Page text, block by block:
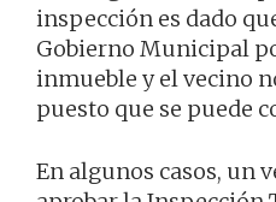
inspección es dado
Gobierno Municipal
inmueble y el vecino
puesto que se puede
En algunos casos, un